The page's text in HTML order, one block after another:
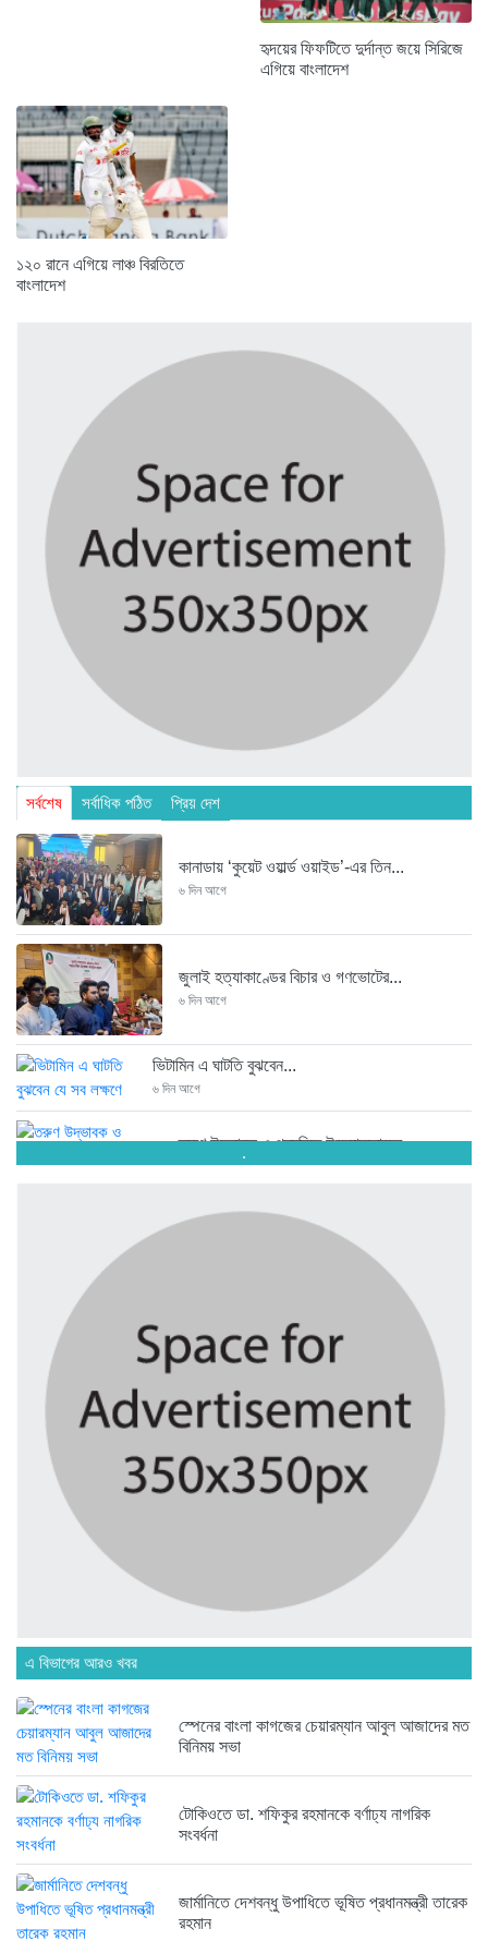
হৃদয়ের ফিফটিতে দুর্দান্ত জয়ে সিরিজে
এগিয়ে বাংলাদেশ
১২০ রানে এগিয়ে লাঞ্চ বিরতিতে
বাংলাদেশ
সর্বশেষ সর্বাধিক পঠিত প্রিয় দেশ
কানাডায় ‘কুয়েট ওয়ার্ল্ড ওয়াইড’-এর তিন...
৬ দিন আগে
জুলাই হত্যাকাণ্ডের বিচার ও গণভোটের...
৬ দিন আগে
ভিটামিন এ ঘাটতি বুঝবেন...
৬ দিন আগে
তরুণ উদ্ভাবক ও প্রযুক্তি উদ্যোক্তাদের...
৬ দিন আগে
মাদরাসাকে অবহেলা করা শুরু মুজিব...
বাংলাদেশে এসে মার্কিন দূতের ভারতের...
অনেক পরিবার এখনো তাঁদের স্বজন...
৬ দিন আগে
ব্রিকলেইন জামে মসজিদ প্রতিষ্ঠার ৫০...
রাজনৈতিক লড়াইয়ে জিততে হলে সাংস্কৃতিক...
১ সপ্তাহ আগে
.
এ বিভাগের আরও খবর
স্পেনের বাংলা কাগজের চেয়ারম্যান আবুল আজাদের মত
বিনিময় সভা
টোকিওতে ডা. শফিকুর রহমানকে বর্ণাঢ্য নাগরিক
সংবর্ধনা
জার্মানিতে দেশবন্ধু উপাধিতে ভূষিত প্রধানমন্ত্রী তারেক
রহমান